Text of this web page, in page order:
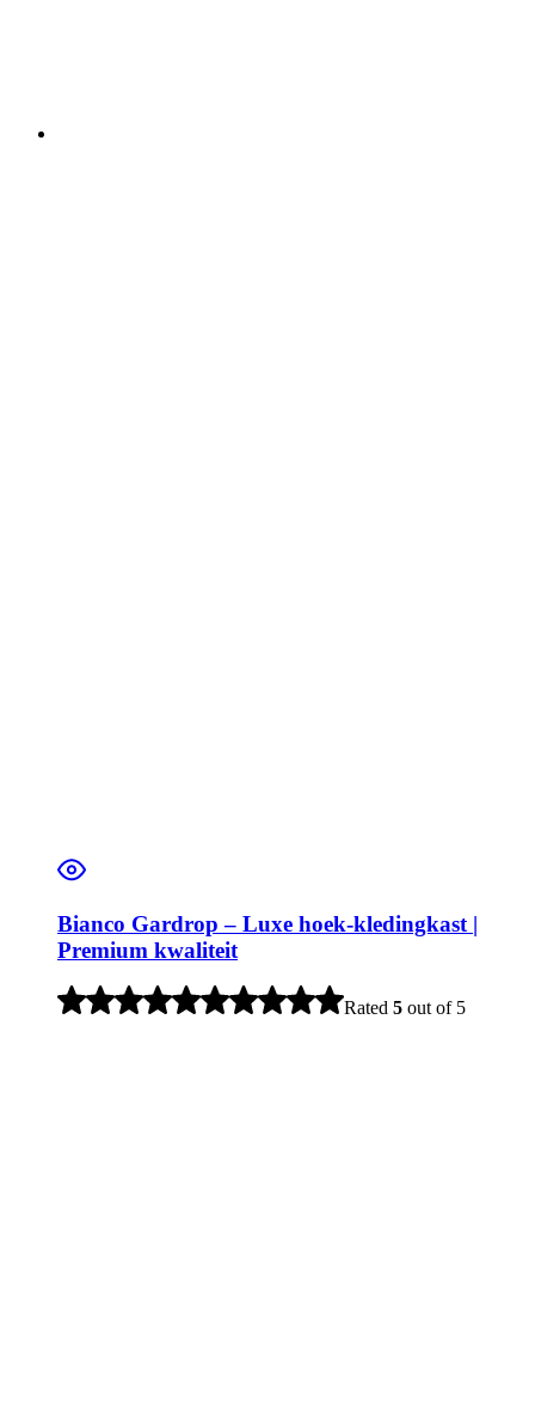
Bianco Gardrop – Luxe hoek-kledingkast |
Premium kwaliteit
Rated 5 out of 5